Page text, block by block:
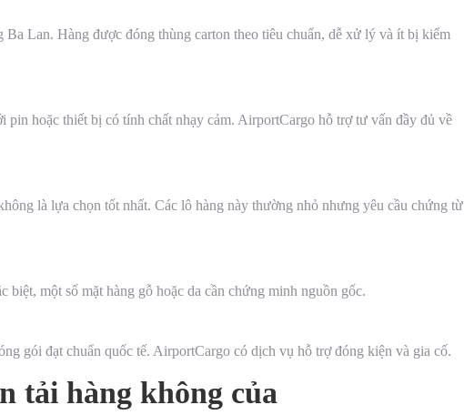
Lan. Hàng được đóng thùng carton theo tiêu chuẩn, dễ xử lý và ít bị kiểm
hoặc thiết bị có tính chất nhạy cảm. AirportCargo hỗ trợ tư vấn đầy đủ về
là lựa chọn tốt nhất. Các lô hàng này thường nhỏ nhưng yêu cầu chứng từ
một số mặt hàng gỗ hoặc da cần chứng minh nguồn gốc.
gói đạt chuẩn quốc tế. AirportCargo có dịch vụ hỗ trợ đóng kiện và gia cố.
tải hàng không của